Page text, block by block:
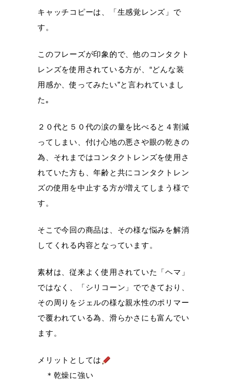
キャッチコピーは、「生感覚レンズ」で
す。
このフレーズが印象的で、他のコンタクト
レンズを使用されている方が、“どんな装
用感か、使ってみたい”と言われていまし
た｡
２０代と５０代の涙の量を比べると４割減
ってしまい、付け心地の悪さや眼の乾きの
為、それまではコンタクトレンズを使用さ
れていた方も、年齢と共にコンタクトレン
ズの使用を中止する方が増えてしまう様で
す。
そこで今回の商品は、その様な悩みを解消
してくれる内容となっています。
素材は、従来よく使用されていた「ヘマ」
ではなく、「シリコーン」でできており、
その周りをジェルの様な親水性のポリマー
で覆われている為、滑らかさにも富んでい
ます。
メリットとしては
＊乾燥に強い